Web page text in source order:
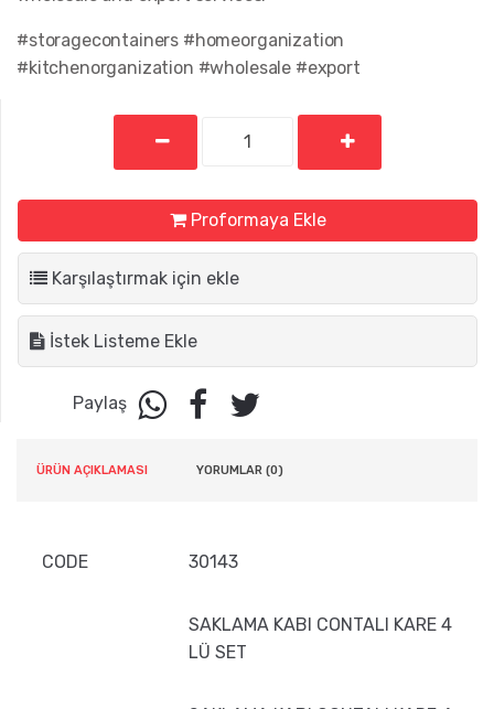
#storagecontainers #homeorganization
#kitchenorganization #wholesale #export
Proformaya Ekle
Karşılaştırmak için ekle
İstek Listeme Ekle
Paylaş
ÜRÜN AÇIKLAMASI YORUMLAR (0)
CODE 30143
SAKLAMA KABI CONTALI KARE 4
LÜ SET